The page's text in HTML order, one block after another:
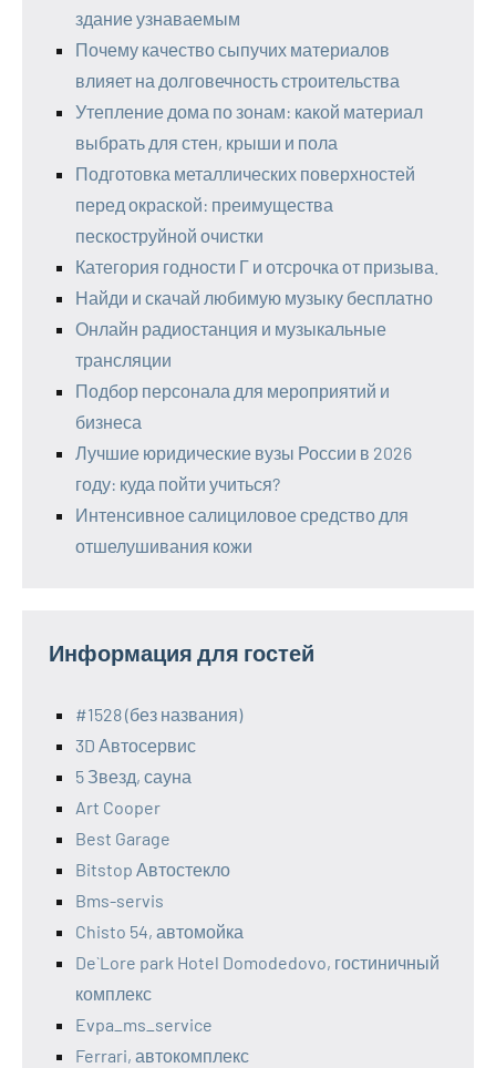
здание узнаваемым
Почему качество сыпучих материалов
влияет на долговечность строительства
Утепление дома по зонам: какой материал
выбрать для стен, крыши и пола
Подготовка металлических поверхностей
перед окраской: преимущества
пескоструйной очистки
Категория годности Г и отсрочка от призыва.
Найди и скачай любимую музыку бесплатно
Онлайн радиостанция и музыкальные
трансляции
Подбор персонала для мероприятий и
бизнеса
Лучшие юридические вузы России в 2026
году: куда пойти учиться?
Интенсивное салициловое средство для
отшелушивания кожи
Информация для гостей
#1528 (без названия)
3D Автосервис
5 Звезд, сауна
Art Cooper
Best Garage
Bitstop Автостекло
Bms-servis
Chisto 54, автомойка
De`Lore park Hotel Domodedovo, гостиничный
комплекс
Evpa_ms_service
Ferrari, автокомплекс